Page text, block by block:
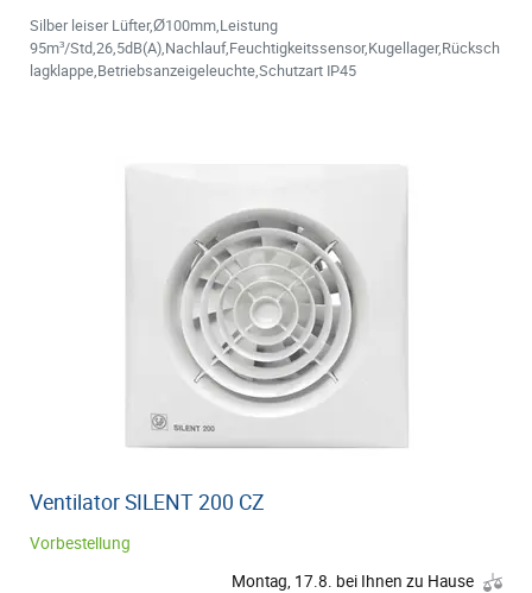
Silber leiser Lüfter,Ø100mm,Leistung
95m³/Std,26,5dB(A),Nachlauf,Feuchtigkeitssensor,Kugellager,Rücksch
lagklappe,Betriebsanzeigeleuchte,Schutzart IP45
Ventilator SILENT 200 CZ
Vorbestellung
Montag, 17.8. bei Ihnen zu Hause